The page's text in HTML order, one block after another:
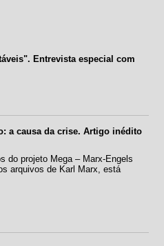
Entrevista especial com
a causa da crise. Artigo inédito
do projeto Mega – Marx-Engels
arquivos de Karl Marx, está